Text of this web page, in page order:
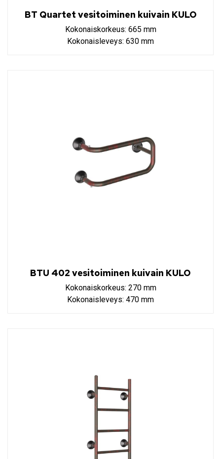
BT Quartet vesitoiminen kuivain KULO
Kokonaiskorkeus: 665 mm
Kokonaisleveys: 630 mm
BTU 402 vesitoiminen kuivain KULO
Kokonaiskorkeus: 270 mm
Kokonaisleveys: 470 mm